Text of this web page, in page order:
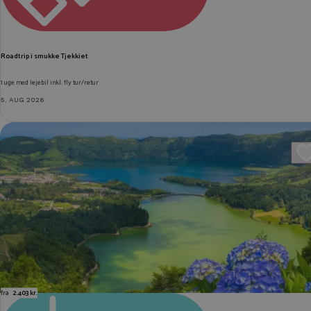
Roadtrip i smukke Tjekkiet
1 uge med lejebil inkl. fly tur/retur
5. AUG 2026
fra 2.403 kr.